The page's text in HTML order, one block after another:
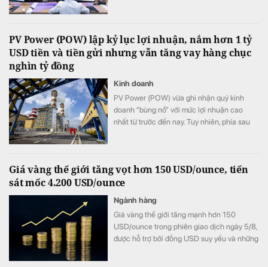
PV Power (POW) lập kỷ lục lợi nhuận, nắm hơn 1 tỷ
USD tiền và tiền gửi nhưng vẫn tăng vay hàng chục
nghìn tỷ đồng
Kinh doanh
PV Power (POW) vừa ghi nhận quý kinh
doanh “bùng nổ” với mức lợi nhuận cao
nhất từ trước đến nay. Tuy nhiên, phía sau
nhưng vẫn đẩy mạnh vay vốn khiến chi phí
lãi vay tăng vọt.
Giá vàng thế giới tăng vọt hơn 150 USD/ounce, tiến
sát mốc 4.200 USD/ounce
Ngành hàng
Giá vàng thế giới tăng mạnh hơn 150
USD/ounce trong phiên giao dịch ngày 5/8,
được hỗ trợ bởi đồng USD suy yếu và những